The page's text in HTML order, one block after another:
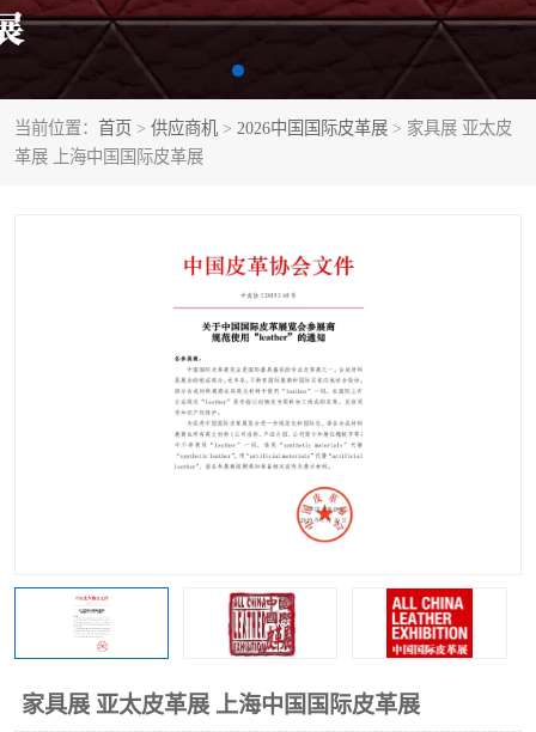
当前位置： 首页 > 供应商机 > 2026中国国际皮革展 > 家具展 亚太皮
革展 上海中国国际皮革展
家具展 亚太皮革展 上海中国国际皮革展